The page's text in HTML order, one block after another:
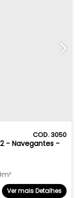
3050
- Navegantes -
m²
Ver mais Detalhes